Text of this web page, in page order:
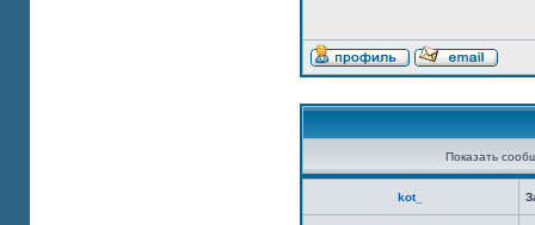
Показать
kot_